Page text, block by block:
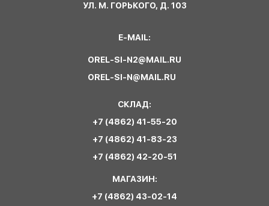
УЛ. М. ГОРЬКОГО, Д. 103
E-MAIL:
OREL-SI-N2@MAIL.RU
OREL-SI-N@MAIL.RU
СКЛАД:
+7 (4862) 41-55-20
+7 (4862) 41-83-23
+7 (4862) 42-20-51
МАГАЗИН:
+7 (4862) 43-02-14